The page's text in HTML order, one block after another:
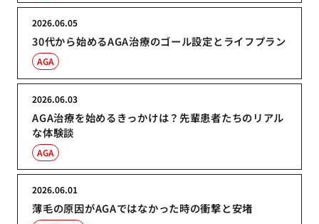
30代から始めるAGA治療のゴール設定とライフプラン
2026.06.05
AGA
AGA治療を始めるきっかけは？先輩患者たちのリアル
な体験談
2026.06.03
AGA
薄毛の原因がAGAではなかった時の衝撃と安堵
2026.06.01